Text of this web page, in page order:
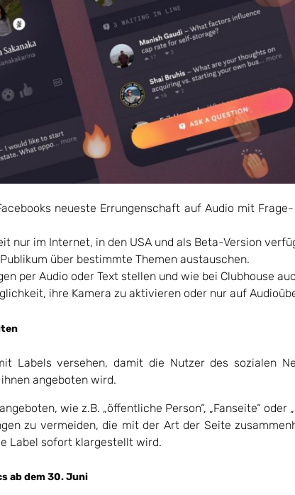
neueste Errungenschaft auf Audio mit
nur im Internet, in den USA und als Beta-Version
über bestimmte Themen austauschen.
per Audio oder Text stellen und wie bei Clubhouse
ihre Kamera zu aktivieren oder nur auf
Labels versehen, damit die Nutzer des sozialen
angeboten wird.
wie z.B. „öffentliche Person“, „Fanseite“ oder
zu vermeiden, die mit der Art der Seite
Label sofort klargestellt wird.
ab dem 30. Juni